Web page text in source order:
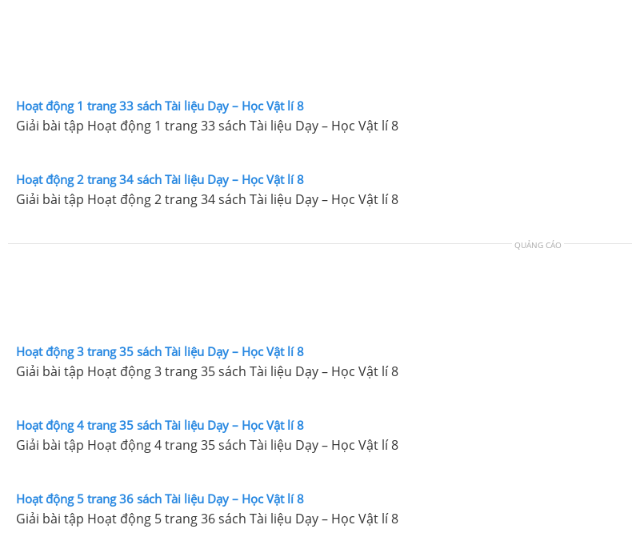
Hoạt động 1 trang 33 sách Tài liệu Dạy – Học Vật lí 8
Giải bài tập Hoạt động 1 trang 33 sách Tài liệu Dạy – Học Vật lí 8
Hoạt động 2 trang 34 sách Tài liệu Dạy – Học Vật lí 8
Giải bài tập Hoạt động 2 trang 34 sách Tài liệu Dạy – Học Vật lí 8
QUẢNG CÁO
Hoạt động 3 trang 35 sách Tài liệu Dạy – Học Vật lí 8
Giải bài tập Hoạt động 3 trang 35 sách Tài liệu Dạy – Học Vật lí 8
Hoạt động 4 trang 35 sách Tài liệu Dạy – Học Vật lí 8
Giải bài tập Hoạt động 4 trang 35 sách Tài liệu Dạy – Học Vật lí 8
Hoạt động 5 trang 36 sách Tài liệu Dạy – Học Vật lí 8
Giải bài tập Hoạt động 5 trang 36 sách Tài liệu Dạy – Học Vật lí 8